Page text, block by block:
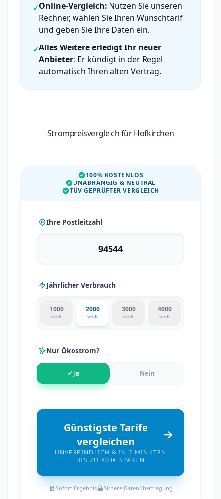
✓Online-Vergleich: Nutzen Sie unseren
Rechner, wählen Sie Ihren Wunschtarif
und geben Sie Ihre Daten ein.
✓Alles Weitere erledigt Ihr neuer
Anbieter: Er kündigt in der Regel
automatisch Ihren alten Vertrag.
Strompreisvergleich für Hofkirchen
100% KOSTENLOS
UNABHÄNGIG & NEUTRAL
TÜV GEPRÜFTER VERGLEICH
Ihre Postleitzahl
Jährlicher Verbrauch
1000
kWh
2000
kWh
3000
kWh
4000
kWh
Nur Ökostrom?
✓Ja Nein
Günstigste Tarife
vergleichen
UNVERBINDLICH & IN 2 MINUTEN
BIS ZU 800€ SPAREN
Sofort-Ergebnis Sichere Datenübertragung